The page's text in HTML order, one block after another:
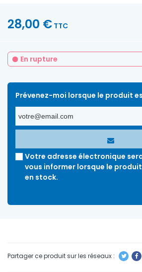
28,00 € TTC
En rupture
Prévenez-moi lorsque le produit
Votre adresse électronique
vous informer lorsque le
en stock.